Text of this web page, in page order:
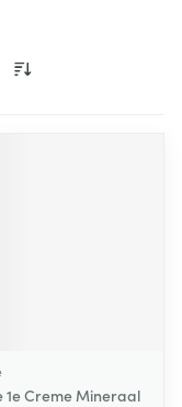
1e Creme Mineraal